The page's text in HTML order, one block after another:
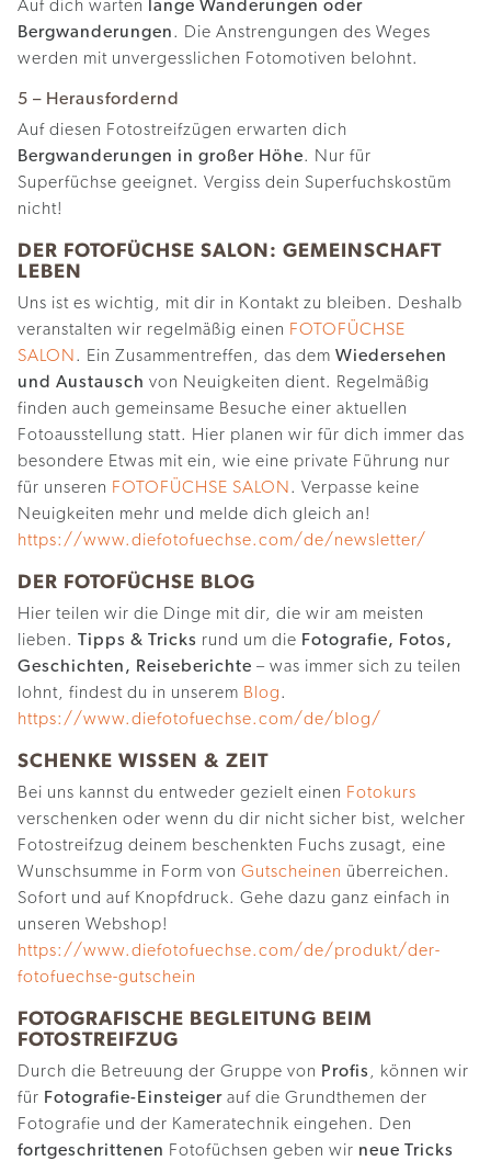
Auf dich warten lange Wanderungen oder
Bergwanderungen. Die Anstrengungen des Weges
werden mit unvergesslichen Fotomotiven belohnt.
5 – Herausfordernd
Auf diesen Fotostreifzügen erwarten dich
Bergwanderungen in großer Höhe. Nur für
Superfüchse geeignet. Vergiss dein Superfuchskostüm
nicht!
DER FOTOFÜCHSE SALON: GEMEINSCHAFT
LEBEN
Uns ist es wichtig, mit dir in Kontakt zu bleiben. Deshalb
veranstalten wir regelmäßig einen FOTOFÜCHSE
SALON. Ein Zusammentreffen, das dem Wiedersehen
und Austausch von Neuigkeiten dient. Regelmäßig
finden auch gemeinsame Besuche einer aktuellen
Fotoausstellung statt. Hier planen wir für dich immer das
besondere Etwas mit ein, wie eine private Führung nur
für unseren FOTOFÜCHSE SALON. Verpasse keine
Neuigkeiten mehr und melde dich gleich an!
https://www.diefotofuechse.com/de/newsletter/
DER FOTOFÜCHSE BLOG
Hier teilen wir die Dinge mit dir, die wir am meisten
lieben. Tipps & Tricks rund um die Fotografie, Fotos,
Geschichten, Reiseberichte – was immer sich zu teilen
lohnt, findest du in unserem Blog.
https://www.diefotofuechse.com/de/blog/
SCHENKE WISSEN & ZEIT
Bei uns kannst du entweder gezielt einen Fotokurs
verschenken oder wenn du dir nicht sicher bist, welcher
Fotostreifzug deinem beschenkten Fuchs zusagt, eine
Wunschsumme in Form von Gutscheinen überreichen.
Sofort und auf Knopfdruck. Gehe dazu ganz einfach in
unseren Webshop!
https://www.diefotofuechse.com/de/produkt/der-
fotofuechse-gutschein
FOTOGRAFISCHE BEGLEITUNG BEIM
FOTOSTREIFZUG
Durch die Betreuung der Gruppe von Profis , können wir
für Fotografie-Einsteiger auf die Grundthemen der
Fotografie und der Kameratechnik eingehen. Den
fortgeschrittenen Fotofüchsen geben wir neue Tricks